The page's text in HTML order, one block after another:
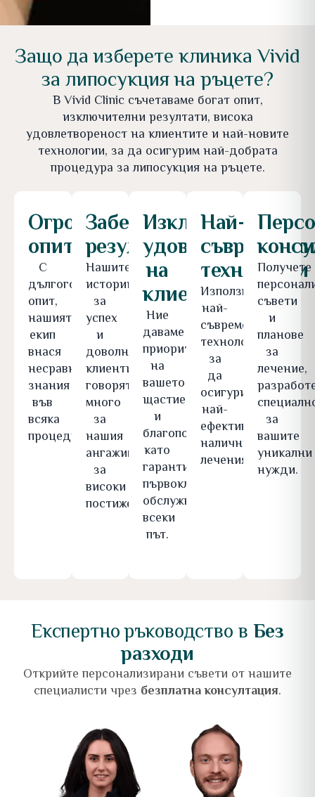
Защо да изберете клиника Vivid
за липосукция на ръцете?
В Vivid Clinic съчетаваме богат опит,
изключителни резултати, висока
удовлетвореност на клиентите и най-новите
технологии, за да осигурим най-добрата
процедура за липосукция на ръцете.
Огромен
опит
С
дългогодишен
опит,
нашият
екип
внася
несравними
знания
във
всяка
процедура.
Забележителни
резултати
Нашите
истории
за
успех
и
доволни
клиенти
говорят
много
за
нашия
ангажимент
за
високи
постижения.
Изключително
удовлетворение
на
клиентите
Ние
даваме
приоритет
на
вашето
щастие
и
благополучие,
като
гарантираме
първокласно
обслужване
всеки
път.
Най-
съвременни
технологии
Използваме
най-
съвременни
технологии,
за
да
осигурим
най-
ефективните
налични
лечения.
Получете
съвети
и
планове
за
лечение,
за
вашите
уникални
нужди.
Експертно ръководство вБез
разходи
Открийте персонализирани съвети от нашите
специалисти чрез безплатна консултация.